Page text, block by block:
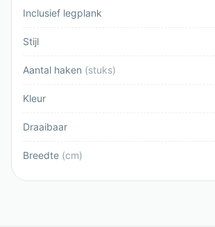
Inclusief legplank
Stijl
Aantal haken (stuks)
Kleur
Draaibaar
Breedte (cm)